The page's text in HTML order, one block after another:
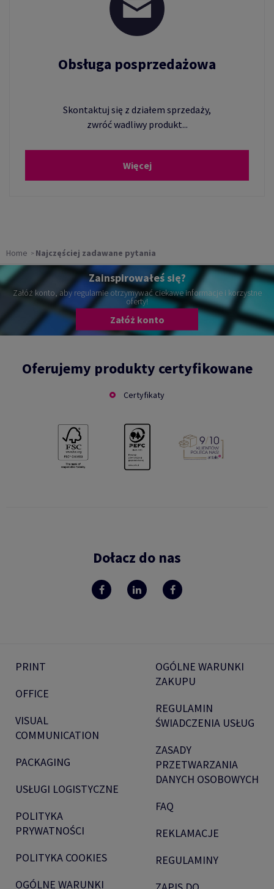
Obsługa posprzedażowa
Skontaktuj się z działem sprzedaży,
zwróć wadliwy produkt...
Więcej
Home Najczęściej zadawane pytania
Zainspirowałeś się?
Załóż konto, aby regularnie otrzymywać ciekawe informacje i korzystne
oferty!
Załóż konto
Oferujemy produkty certyfikowane
Certyfikaty
Dołacz do nas
PRINT
OFFICE
VISUAL
COMMUNICATION
PACKAGING
USŁUGI LOGISTYCZNE
POLITYKA
PRYWATNOŚCI
POLITYKA COOKIES
OGÓLNE WARUNKI
OGÓLNE WARUNKI
ZAKUPU
REGULAMIN
ŚWIADCZENIA USŁUG
ZASADY
PRZETWARZANIA
DANYCH OSOBOWYCH
FAQ
REKLAMACJE
REGULAMINY